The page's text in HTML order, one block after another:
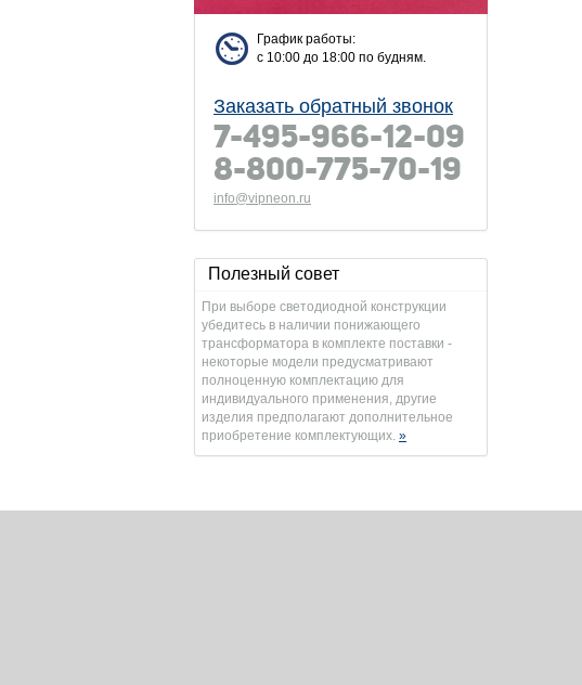
График работы:
с 10:00 до 18:00 по будням.
Заказать обратный звонок
7-495-966-12-09
8-800-775-70-19
info@vipneon.ru
Полезный совет
При выборе светодиодной конструкции
убедитесь в наличии понижающего
трансформатора в комплекте поставки -
некоторые модели предусматривают
полноценную комплектацию для
индивидуального применения, другие
изделия предполагают дополнительное
приобретение комплектующих. »